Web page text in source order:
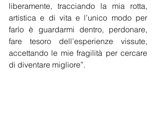
liberamente, tracciando la mia rotta,
artistica e di vita e l’unico modo per
farlo è guardarmi dentro, perdonare,
fare tesoro dell’esperienze vissute,
accettando le mie fragilità per cercare
di diventare migliore”.